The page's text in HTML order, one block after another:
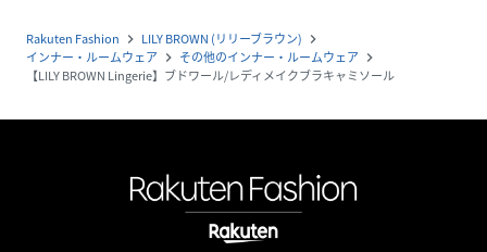
Rakuten Fashion navigate_next LILY BROWN (リリーブラウン) navigate_next
インナー・ルームウェア navigate_next その他のインナー・ルームウェア navigate_next
【LILY BROWN Lingerie】ブドワール/レディメイクブラキャミソール